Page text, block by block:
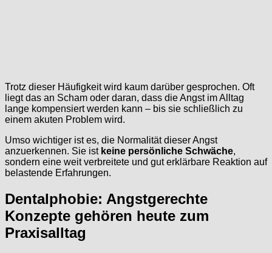
Trotz dieser Häufigkeit wird kaum darüber gesprochen. Oft
liegt das an Scham oder daran, dass die Angst im Alltag
lange kompensiert werden kann – bis sie schließlich zu
einem akuten Problem wird.
Umso wichtiger ist es, die Normalität dieser Angst
anzuerkennen. Sie ist keine persönliche Schwäche,
sondern eine weit verbreitete und gut erklärbare Reaktion auf
belastende Erfahrungen.
Dentalphobie: Angstgerechte
Konzepte gehören heute zum
Praxisalltag